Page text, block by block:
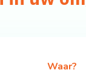
Waar?